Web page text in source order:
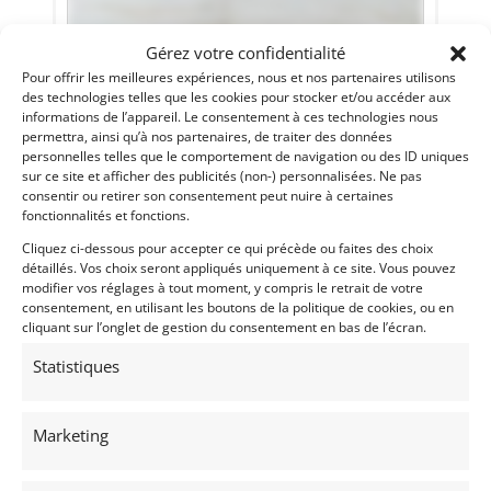
Gérez votre confidentialité
Pour offrir les meilleures expériences, nous et nos partenaires utilisons
des technologies telles que les cookies pour stocker et/ou accéder aux
informations de l’appareil. Le consentement à ces technologies nous
permettra, ainsi qu’à nos partenaires, de traiter des données
personnelles telles que le comportement de navigation ou des ID uniques
sur ce site et afficher des publicités (non-) personnalisées. Ne pas
consentir ou retirer son consentement peut nuire à certaines
fonctionnalités et fonctions.
Cliquez ci-dessous pour accepter ce qui précède ou faites des choix
détaillés. Vos choix seront appliqués uniquement à ce site. Vous pouvez
modifier vos réglages à tout moment, y compris le retrait de votre
consentement, en utilisant les boutons de la politique de cookies, ou en
cliquant sur l’onglet de gestion du consentement en bas de l’écran.
Statistiques
Marketing
LOTUS 11 S2 1958 (1958)[VENDU]
MEUDON
16 juin 2023
1 680 vues
Vends Lotus 11 S2 de 1958. Historique limpide de
propriétaires. Parfait état de fonctionnement. Très belle
éligibilité.
Vendu par : Historic Cars